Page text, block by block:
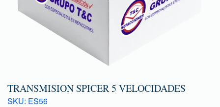
TRANSMISION SPICER 5 VELOCIDADES
SKU: ES56